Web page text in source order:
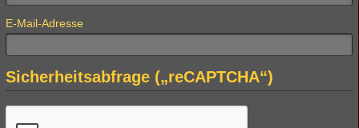
E-Mail-Adresse
Sicherheitsabfrage („reCAPTCHA“)